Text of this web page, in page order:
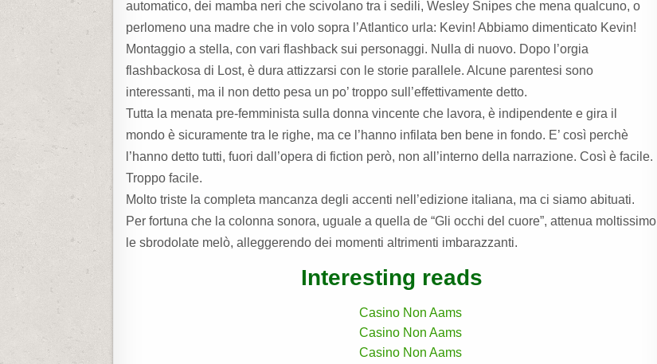
automatico, dei mamba neri che scivolano tra i sedili, Wesley Snipes che mena qualcuno, o
perlomeno una madre che in volo sopra l’Atlantico urla: Kevin! Abbiamo dimenticato Kevin!
Montaggio a stella, con vari flashback sui personaggi. Nulla di nuovo. Dopo l’orgia
flashbackosa di Lost, è dura attizzarsi con le storie parallele. Alcune parentesi sono
interessanti, ma il non detto pesa un po’ troppo sull’effettivamente detto.
Tutta la menata pre-femminista sulla donna vincente che lavora, è indipendente e gira il
mondo è sicuramente tra le righe, ma ce l’hanno infilata ben bene in fondo. E’ così perchè
l’hanno detto tutti, fuori dall’opera di fiction però, non all’interno della narrazione. Così è facile.
Troppo facile.
Molto triste la completa mancanza degli accenti nell’edizione italiana, ma ci siamo abituati.
Per fortuna che la colonna sonora, uguale a quella de “Gli occhi del cuore”, attenua moltissimo
le sbrodolate melò, alleggerendo dei momenti altrimenti imbarazzanti.
Interesting reads
Casino Non Aams
Casino Non Aams
Casino Non Aams